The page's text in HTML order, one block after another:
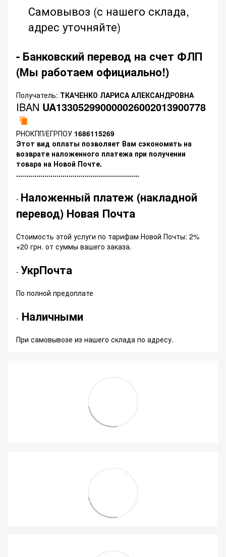
Самовывоз (с нашего склада,
адрес уточняйте)
- Банковский перевод на счет ФЛП
(Мы работаем официально!)
Получатель: ТКАЧЕНКО ЛАРИСА АЛЕКСАНДРОВНА
IBAN UA133052990000026002013900778
РНОКПП/ЕГРПОУ 1686115269
Этот вид оплаты позволяет Вам сэкономить на
возврате наложенного платежа при получении
товара на Новой Почте.
.............................................................
- Наложенный платеж (накладной
перевод) Новая Почта
Стоимость этой услуги по тарифам Новой Почты: 2%
+20 грн. от суммы вашего заказа.
- УкрПочта
По полной предоплате
- Наличными
При самовывозе из нашего склада по адресу.